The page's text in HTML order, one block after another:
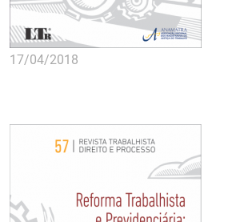
17/04/2018